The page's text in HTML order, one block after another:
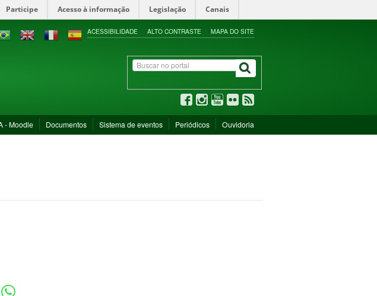
Participe Acesso à informação Legislação Canais
ACESSIBILIDADE ALTO CONTRASTE MAPA DO SITE
- Moodle Documentos Sistema de eventos Periódicos Ouvidoria